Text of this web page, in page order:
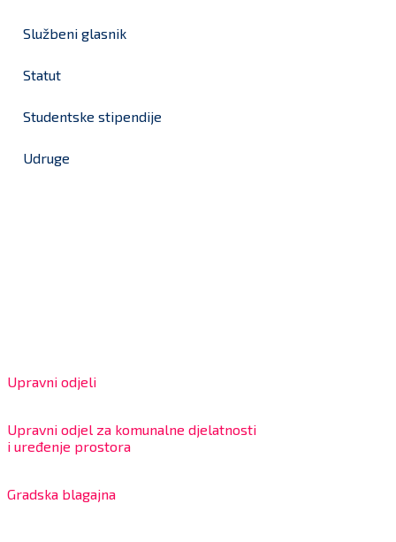
Službeni glasnik
Statut
Studentske stipendije
Udruge
Upravni odjeli
Upravni odjel za komunalne djelatnosti
i uređenje prostora
Gradska blagajna